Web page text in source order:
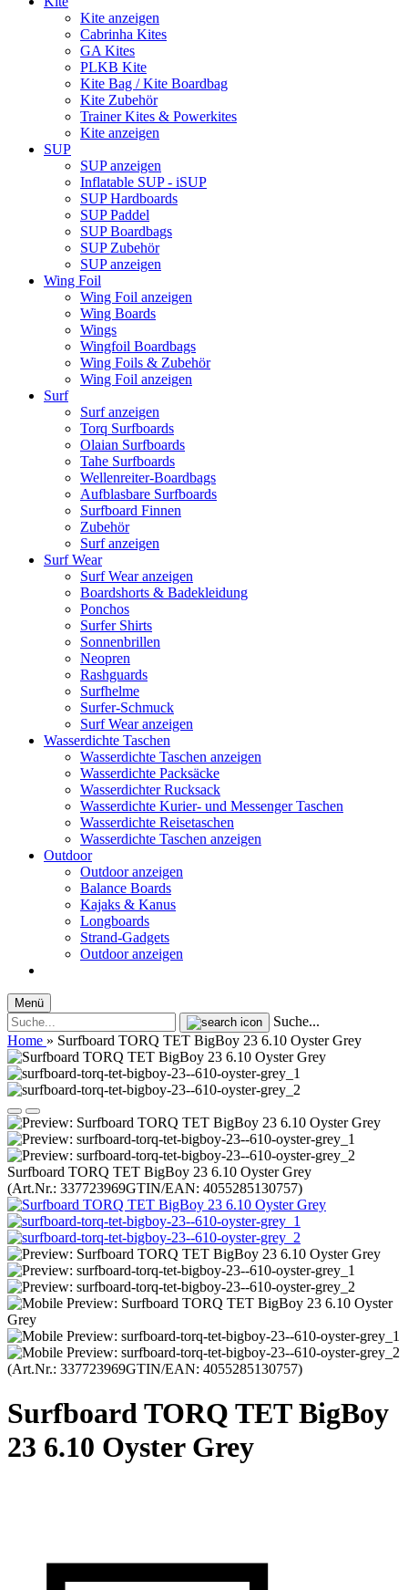
Kite anzeigen
Cabrinha Kites
GA Kites
PLKB Kite
Kite Bag / Kite Boardbag
Kite Zubehör
Trainer Kites & Powerkites
Kite anzeigen
SUP
SUP anzeigen
Inflatable SUP - iSUP
SUP Hardboards
SUP Paddel
SUP Boardbags
SUP Zubehör
SUP anzeigen
Wing Foil
Wing Foil anzeigen
Wing Boards
Wings
Wingfoil Boardbags
Wing Foils & Zubehör
Wing Foil anzeigen
Surf
Surf anzeigen
Torq Surfboards
Olaian Surfboards
Tahe Surfboards
Wellenreiter-Boardbags
Aufblasbare Surfboards
Surfboard Finnen
Zubehör
Surf anzeigen
Surf Wear
Surf Wear anzeigen
Boardshorts & Badekleidung
Ponchos
Surfer Shirts
Sonnenbrillen
Neopren
Rashguards
Surfhelme
Surfer-Schmuck
Surf Wear anzeigen
Wasserdichte Taschen
Wasserdichte Taschen anzeigen
Wasserdichte Packsäcke
Wasserdichter Rucksack
Wasserdichte Kurier- und Messenger Taschen
Wasserdichte Reisetaschen
Wasserdichte Taschen anzeigen
Outdoor
Outdoor anzeigen
Balance Boards
Kajaks & Kanus
Longboards
Strand-Gadgets
Outdoor anzeigen
Menü
Suche...
Home » Surfboard TORQ TET BigBoy 23 6.10 Oyster Grey
Surfboard TORQ TET BigBoy 23 6.10 Oyster Grey
(Art.Nr.: 337723969GTIN/EAN: 4055285130757)
(Art.Nr.: 337723969GTIN/EAN: 4055285130757)
Surfboard TORQ TET BigBoy
23 6.10 Oyster Grey